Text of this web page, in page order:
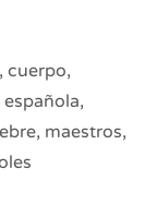
, cuerpo,
española,
, maestros,